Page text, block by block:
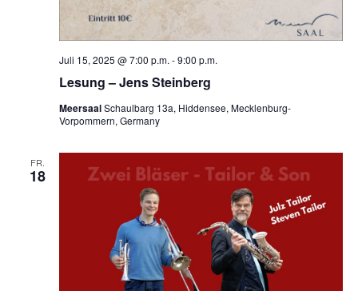
Lesung – Jens Steinberg
Juli 15, 2025 @ 7:00 p.m. -9:00 p.m.
MeersaalSchaulbarg 13a, Hiddensee, Mecklenburg-
Vorpommern, Germany
FR.
18